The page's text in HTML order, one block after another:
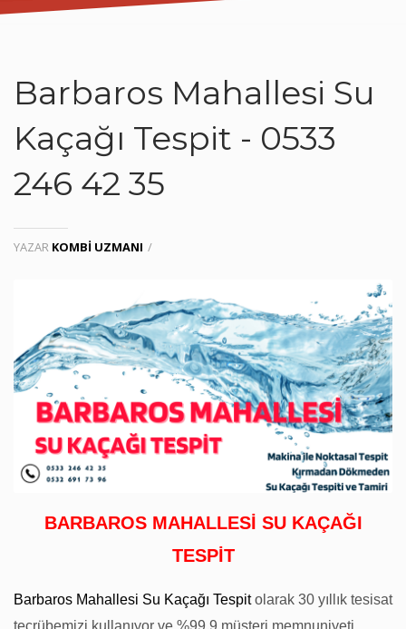
Barbaros Mahallesi Su
Kaçağı Tespit - 0533
246 42 35
YAZAR KOMBI UZMANI /
BARBAROS MAHALLESİ SU KAÇAĞI
TESPİT
Barbaros Mahallesi Su Kaçağı Tespitolarak 30 yıllık tesisat
tecrübemizi kullanıyor ve %99,9 müşteri memnuniyeti